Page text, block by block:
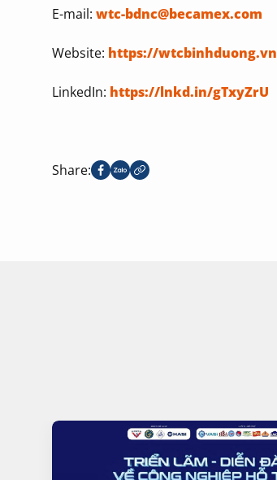
E-mail: wtc-bdnc@becamex.com
Website: https://wtcbinhduong.vn
LinkedIn: https://lnkd.in/gTxyZrU
Share: